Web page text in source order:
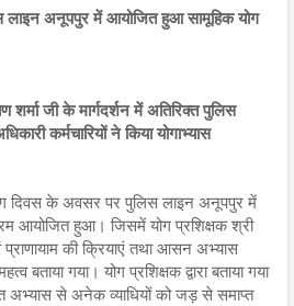
लाइन अनूपपुर में आयोजित हुआ सामूहिक योग
शर्मा जी के मार्गदर्शन में अतिरिक्त पुलिस
कर्मचारियों ने किया योगाभ्यास
दिवस के अवसर पर पुलिस लाइन अनूपपुर में
आयोजित हुआ। जिसमें योग प्रशिक्षक श्री
प्राणायाम की क्रियाएं तथा आसन अभ्यास
गया। योग प्रशिक्षक द्वारा बताया गया
अभ्यास से अनेक व्याधियों को जड़ से समाप्त